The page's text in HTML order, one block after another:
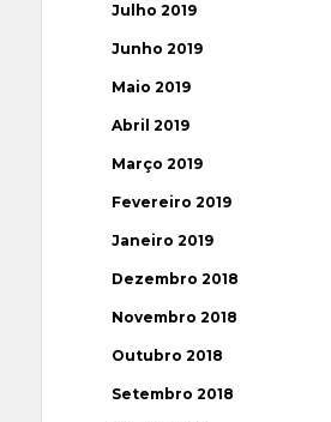
Julho 2019
Junho 2019
Maio 2019
Abril 2019
Março 2019
Fevereiro 2019
Janeiro 2019
Dezembro 2018
Novembro 2018
Outubro 2018
Setembro 2018